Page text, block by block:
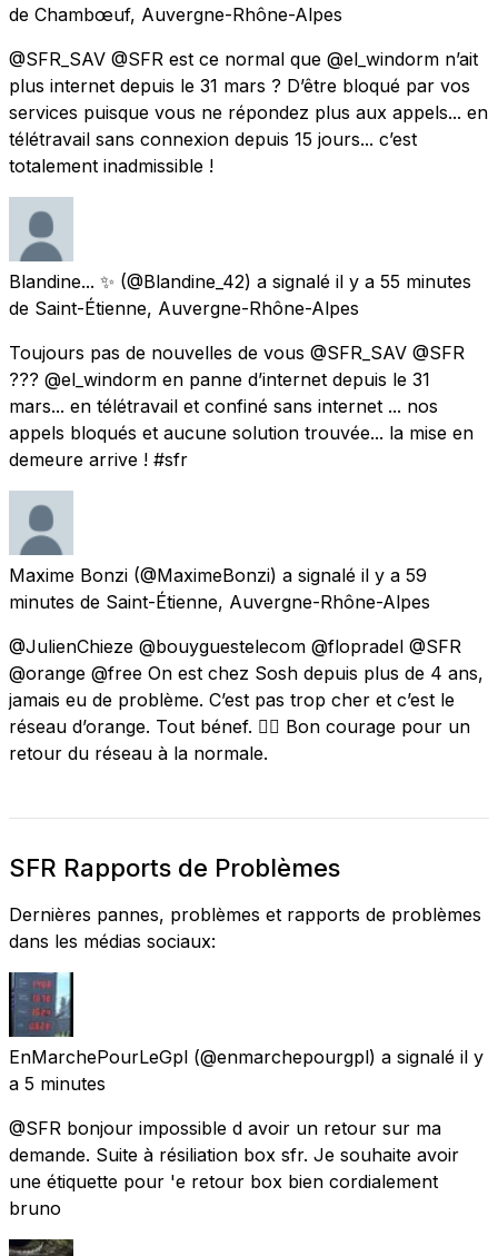
de Chambœuf, Auvergne-Rhône-Alpes
@SFR_SAV @SFR est ce normal que @el_windorm n’ait
plus internet depuis le 31 mars ? D’être bloqué par vos
services puisque vous ne répondez plus aux appels... en
télétravail sans connexion depuis 15 jours... c’est
totalement inadmissible !
Blandine... ✨ (@Blandine_42) a signalé il y a 55 minutes
de Saint-Étienne, Auvergne-Rhône-Alpes
Toujours pas de nouvelles de vous @SFR_SAV @SFR
??? @el_windorm en panne d’internet depuis le 31
mars... en télétravail et confiné sans internet ... nos
appels bloqués et aucune solution trouvée... la mise en
demeure arrive ! #sfr
Maxime Bonzi (@MaximeBonzi) a signalé il y a 59
minutes de Saint-Étienne, Auvergne-Rhône-Alpes
@JulienChieze @bouyguestelecom @flopradel @SFR
@orange @free On est chez Sosh depuis plus de 4 ans,
jamais eu de problème. C’est pas trop cher et c’est le
réseau d’orange. Tout bénef. 👌🏼 Bon courage pour un
retour du réseau à la normale.
SFR Rapports de Problèmes
Dernières pannes, problèmes et rapports de problèmes
dans les médias sociaux:
EnMarchePourLeGpl (@enmarchepourgpl) a signalé il y
a 5 minutes
@SFR bonjour impossible d avoir un retour sur ma
demande. Suite à résiliation box sfr. Je souhaite avoir
une étiquette pour 'e retour box bien cordialement
bruno